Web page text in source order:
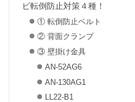
ビ転倒防止対策４種！
① 転倒防止ベルト
② 背面クランプ
③ 壁掛け金具
AN-52AG6
AN-130AG1
LL22‐B1